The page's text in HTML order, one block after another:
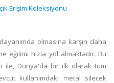
Erişim Koleksiyonu
olmasına karşın daha
eğilimi hızla yol almaktadır. Bu
ile, Dünya'da bir ilk olarak tüm
kullanımdaki metal silecek